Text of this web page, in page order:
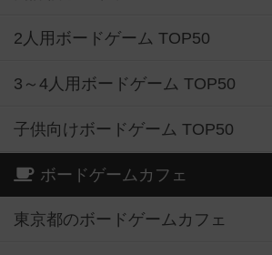
2人用ボードゲーム TOP50
3～4人用ボードゲーム TOP50
子供向けボードゲーム TOP50
ボードゲームカフェ
東京都のボードゲームカフェ